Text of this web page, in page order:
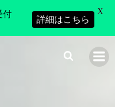
付
詳細はこちら
X